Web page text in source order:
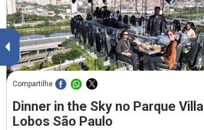
Compartilhe
Dinner in the Sky no Parque Villa
Lobos São Paulo